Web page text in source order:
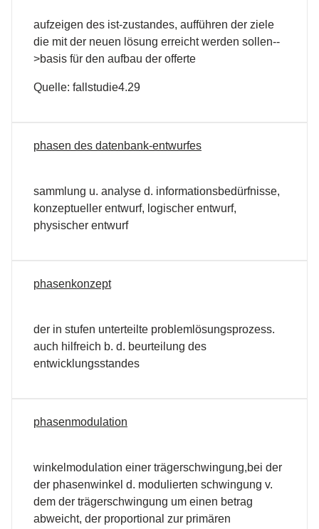
aufzeigen des ist-zustandes, aufführen der ziele
die mit der neuen lösung erreicht werden sollen--
>basis für den aufbau der offerte
Quelle: fallstudie4.29
phasen des datenbank-entwurfes
sammlung u. analyse d. informationsbedürfnisse,
konzeptueller entwurf, logischer entwurf,
physischer entwurf
phasenkonzept
der in stufen unterteilte problemlösungsprozess.
auch hilfreich b. d. beurteilung des
entwicklungsstandes
phasenmodulation
winkelmodulation einer trägerschwingung,bei der
der phasenwinkel d. modulierten schwingung v.
dem der trägerschwingung um einen betrag
abweicht, der proportional zur primären